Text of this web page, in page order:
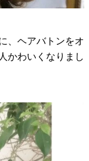
、ヘアバトンをオ
かわいくなりまし